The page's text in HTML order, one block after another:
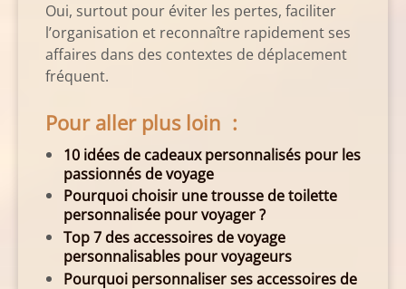
Oui, surtout pour éviter les pertes, faciliter
l’organisation et reconnaître rapidement ses
affaires dans des contextes de déplacement
fréquent.
Pour aller plus loin :
10 idées de cadeaux personnalisés pour les
passionnés de voyage
Pourquoi choisir une trousse de toilette
personnalisée pour voyager ?
Top 7 des accessoires de voyage
personnalisables pour voyageurs
Pourquoi personnaliser ses accessoires de